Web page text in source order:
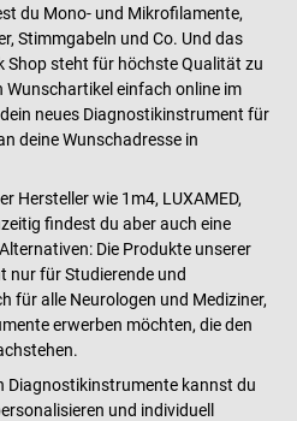
du Mono- und Mikrofilamente,
Stimmgabeln und Co. Und das
Shop steht für höchste Qualität zu
Wunschartikel einfach online im
neues Diagnostikinstrument für
deine Wunschadresse in
Hersteller wie 1m4, LUXAMED,
findest du aber auch eine
Die Produkte unserer
nur für Studierende und
für alle Neurologen und Mediziner,
erwerben möchten, die den
Diagnostikinstrumente kannst du
und individuell